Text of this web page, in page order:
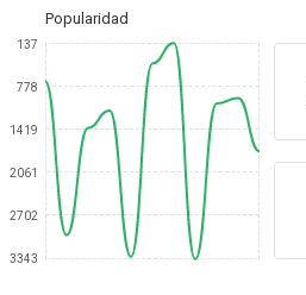
Popularidad
137
778
1419
2061
2702
3343